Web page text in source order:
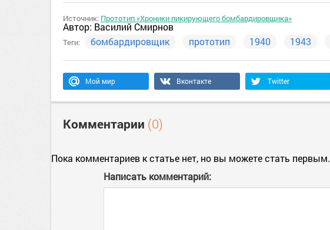
Источник: Прототип «Хроники пикирующего бомбардировщика»
Автор: Василий Смирнов
Теги: бомбардировщик прототип 1940 1943
Мой мир Вконтакте Twitter
Комментарии (0)
Пока комментариев к статье нет, но вы можете стать первым.
Написать комментарий: